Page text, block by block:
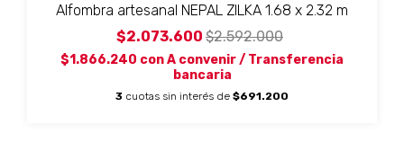
Alfombra artesanal NEPAL ZILKA 1.68 x 2.32 m
$2.073.600 $2.592.000
$1.866.240 conA convenir / Transferencia
bancaria
3 cuotas sin interés de $691.200